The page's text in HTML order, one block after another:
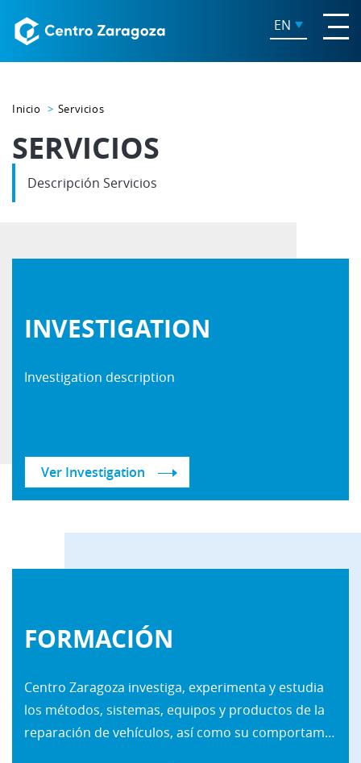
EN
Inicio Servicios
SERVICIOS
Descripción Servicios
INVESTIGATION
Investigation description
Ver Investigation
FORMACIÓN
Centro Zaragoza investiga, experimenta y estudia
los métodos, sistemas, equipos y productos de la
reparación de vehículos, así como su comportamiento y seguridad en los accidentes de tráfico. El resultado de esta actividad se divulga a través de una formación especializada, dirigida a diferentes perfiles profesionales del sector de la automoción, como son: peritos, aseguradoras, reconstructores de accidentes de tráfico, fabricantes de vehículos, profesores y alumnos de formación profesional e ingenierías, F.C.S.E, entre otros. Las acciones formativas de Centro Zaragoza, desarrolladas tanto en el ámbito reparador como en el pericial, tienen como objetivo impartir una formación permanente, así como capacitar a los profesionales para que contribuyan al éxito de sus empresas y consecuentemente, al impulso del sector de la automoción.